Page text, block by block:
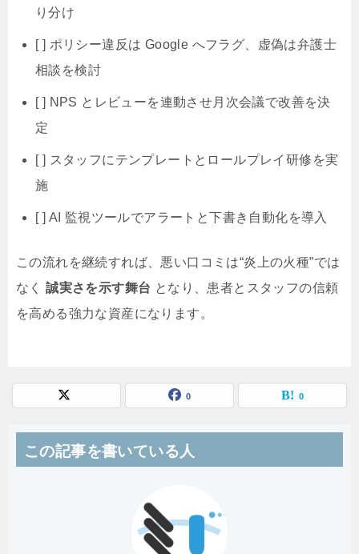
り分け
[ ] ポリシー違反は Google へフラグ、虚偽は弁護士
相談を検討
[ ] NPS とレビューを連動させ月次会議で改善を決
定
[ ] スタッフにテンプレートとロールプレイ研修を実
施
[ ] AI 監視ツールでアラートと下書き自動化を導入
この流れを継続すれば、悪い口コミは“炎上の火種”では
なく誠実さを示す舞台 となり、患者とスタッフの信頼
を高める強力な資産になります。
0 0
この記事を書いている人